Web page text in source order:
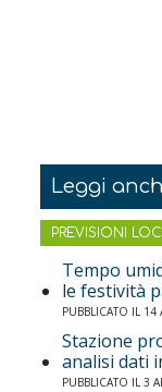
Leggi
PREVISIONI
Tempo
le festività
PUBBLICATO IL 14
Stazione
analisi dati
PUBBLICATO IL 3